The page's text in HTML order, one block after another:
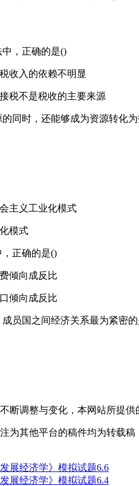
，正确的是()
收入的依赖不明显
税不是税收的主要来源
同时，还能够成为资源转化
主义工业化模式
模式
正确的是()
倾向成反比
倾向成反比
员国之间经济关系最为紧密
断调整与变化，本网站所提
为其他平台的稿件均为转载
展经济学》模拟试题6.6
展经济学》模拟试题6.4